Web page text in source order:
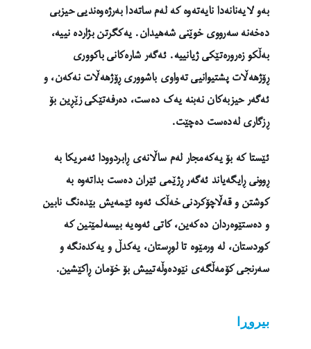
بەو لایەنانەدا نایەتەوە کە لەم ساتەدا بەرژەوەندیی حیزبی
دەخەنە سەرووی خوێنی شەهیدان. یەکگرتن بژاردە نییە،
بەڵکو زەرورەتێکی ژیانییە. ئەگەر شارەکانی باکووری
ڕۆژهەڵات پشتیوانیی تەواوی باشووری ڕۆژهەڵات نەکەن، و
ئەگەر حیزبەکان نەبنە یەک دەست، دەرفەتێکی زێڕین بۆ
ڕزگاری لەدەست دەچێت.
ئێستا کە بۆ یەکەمجار لەم ساڵانەی ڕابردوودا ئەمریکا بە
ڕوونی ڕایگەیاند ئەگەر ڕژێمی ئێران دەست بداتەوە بە
کوشتن و قەڵاچۆکردنی خەڵک ئەوە ئێمەیش بێدەنگ نابین
و دەستێوەردان دەکەین، کاتی ئەوەیە بیسەلمێنین کە
کوردستان، لە ورمێوە تا لوڕستان، یەکدڵ و یەکدەنگە و
سەرنجی کۆمەڵگەی نێودەوڵەتییش بۆ خۆمان ڕاکێشین.
بیروڕا